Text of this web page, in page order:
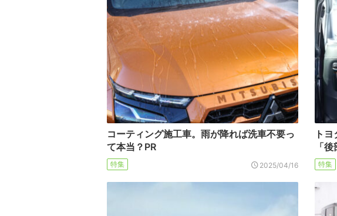
コーティング施工車。雨が降れば洗車不要っ
て本当？PR
特集 2025/04/16
ト
「
特集